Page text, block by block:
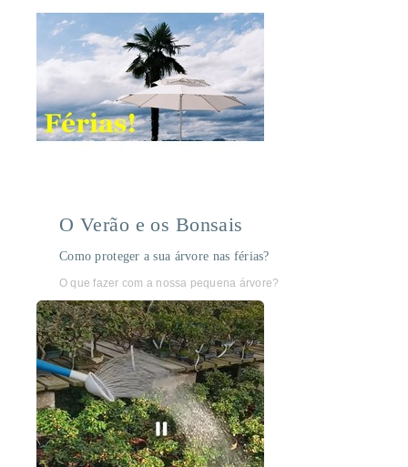
O Verão e os Bonsais
Como proteger a sua árvore nas férias?
O que fazer com a nossa pequena árvore?